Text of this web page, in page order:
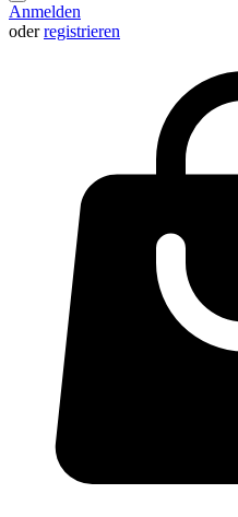
Anmelden
oderregistrieren